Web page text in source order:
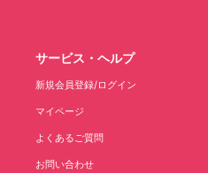
サービス・ヘルプ
新規会員登録/ログイン
マイページ
よくあるご質問
お問い合わせ